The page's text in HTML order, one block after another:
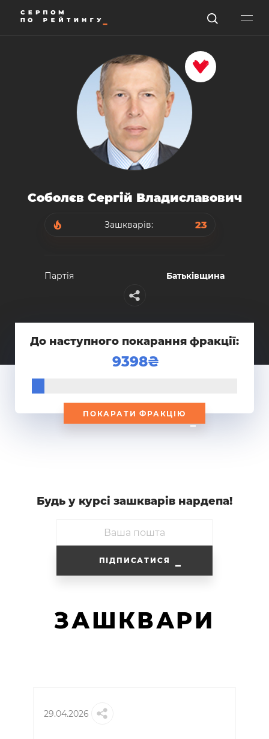
Соболєв Сергій Владиславович
Зашкварів: 23
Партiя Батьківщина
До наступного покарання фракції:
9398
ПОКАРАТИ ФРАКЦІЮ
Будь у курсi зашкварiв нардепа!
ПІДПИСАТИСЯ
ЗАШКВАРИ
29.04.2026